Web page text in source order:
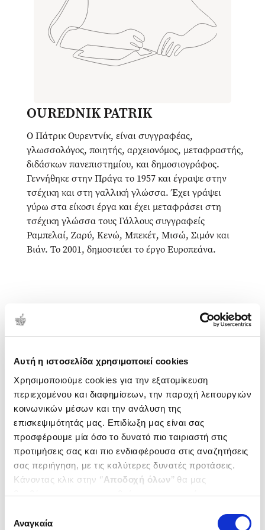
Αυτή η ιστοσελίδα χρησιμοποιεί cookies
Χρησιμοποιούμε cookies για την εξατομίκευση
περιεχομένου και διαφημίσεων, την παροχή λειτουργιών
κοινωνικών μέσων και την ανάλυση της
επισκεψιμότητάς μας. Επιδίωξη μας είναι σας
προσφέρουμε μία όσο το δυνατό πιο ταιριαστή στις
προτιμήσεις σας και πιο ενδιαφέρουσα στις αναζητήσεις
σας περιήγηση, με τις καλύτερες δυνατές προτάσεις.
Κάνοντας κλικ στην ‘’Αποδοχή όλων’’ θα μας
βοηθήσετε να ανταποκριθούμε στα παραπάνω.
ενδιαφέρουν και να επιλέξετε από τα παρακάτω με την
συγκατάθεσης
Αναγκαία
OUREDNIK PATRIK
Ο Πάτρικ Ουρεντνίκ, είναι συγγραφέας,
γλωσσολόγος, ποιητής, αρχειονόμος, μεταφραστής,
διδάσκων πανεπιστημίου, και δημοσιογράφος.
Γεννήθηκε στην Πράγα το 1957 και έγραψε στην
τσέχικη και στη γαλλική γλώσσα. Έχει γράψει
γύρω στα είκοσι έργα και έχει μεταφράσει στη
τσέχικη γλώσσα τους Γάλλους συγγραφείς
Ραμπελαί, Ζαρύ, Κενώ, Μπεκέτ, Μισώ, Σιμόν και
Βιάν. Το 2001, δημοσιεύει το έργο Ευροπεάνα.
1-2 από 2 προϊόντα
Δημοτικότητα
Εξαντλημένο